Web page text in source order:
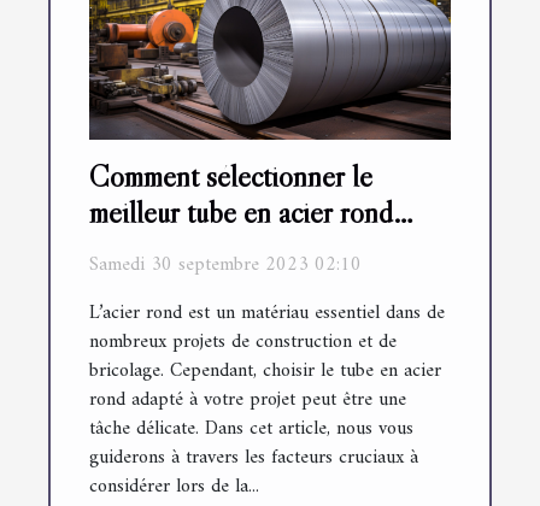
Comment sélectionner le
meilleur tube en acier rond
pour votre projet
Samedi 30 septembre 2023 02:10
L’acier rond est un matériau essentiel dans de
nombreux projets de construction et de
bricolage. Cependant, choisir le tube en acier
rond adapté à votre projet peut être une
tâche délicate. Dans cet article, nous vous
guiderons à travers les facteurs cruciaux à
considérer lors de la...